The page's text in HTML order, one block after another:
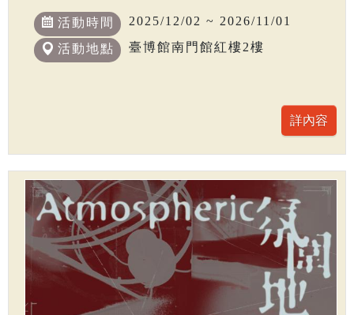
活動時間 2025/12/02 ~ 2026/11/01
活動地點 臺博館南門館紅樓2樓